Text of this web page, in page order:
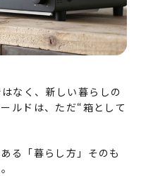
なく、新しい暮らしの
ルドは、ただ“箱として
る「暮らし方」そのも